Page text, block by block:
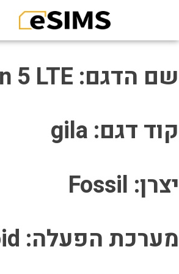
שם הדגם: Fossil Gen 5 LTE
קוד דגם: gila
יצרן: Fossil
מערכת הפעלה: android